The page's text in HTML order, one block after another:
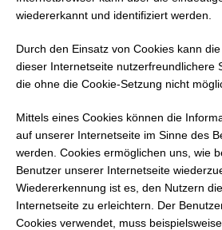
wiedererkannt und identifiziert werden.
Durch den Einsatz von Cookies kann
dieser Internetseite nutzerfreundlichere
die ohne die Cookie-Setzung nicht
Mittels eines Cookies können die
auf unserer Internetseite im Sinne des
werden. Cookies ermöglichen uns, wie
Benutzer unserer Internetseite
Wiedererkennung ist es, den Nutzern
Internetseite zu erleichtern. Der
Cookies verwendet, muss